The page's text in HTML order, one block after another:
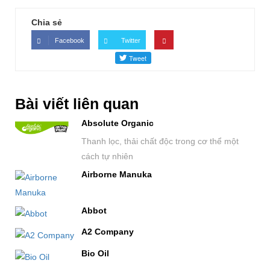
Chia sẻ
Facebook Twitter
Bài viết liên quan
Absolute Organic
Thanh lọc, thải chất độc trong cơ thể một
cách tự nhiên
Airborne Manuka
Abbot
A2 Company
Bio Oil